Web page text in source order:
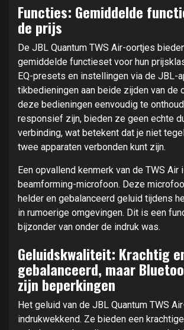
Functies: Gemiddelde
de prijs
De JBL Quantum TWS Air-oortjes
gemiddelde functieset voor hun
EQ-presets en instellingen via de JBL-
tikbedieningen aan beide zijden van de
deze bedieningen eenvoudig te
responsief zijn, bieden ze geen echte
verbinding, wat betekent dat je niet
twee apparaten verbonden kunt zijn.
Een opvallend kenmerk van de TWS Air
beamforming-microfoon. Deze
helder en gebalanceerd geluid tijdens
in rumoerige omgevingen. Dit is een
bijzonder van onder de indruk was.
Geluidskwaliteit: Krachtig
gebalanceerd, maar
zijn beperkingen
Het geluid van de JBL Quantum TWS
indrukwekkend. Ze bieden een